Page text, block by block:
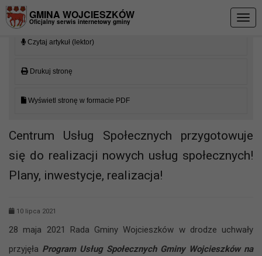
GMINA WOJCIESZKÓW
Oficjalny serwis internetowy gminy
Czytaj artykuł (lektor)
Drukuj stronę
Wyświetl stronę w formacie PDF
Centrum Usług Społecznych przygotowuje
się do realizacji nowych usług społecznych!
Plany, inwestycje, realizacja!
10 lipca 2021
28 maja 2021 Rada Gminy Wojcieszków w drodze uchwały
przyjęła Program Usług Społecznych Gminy Wojcieszków na